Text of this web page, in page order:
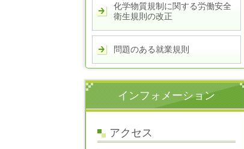
化学物質規制に関する労働安全
衛生規則の改正
問題のある就業規則
インフォメーション
アクセス